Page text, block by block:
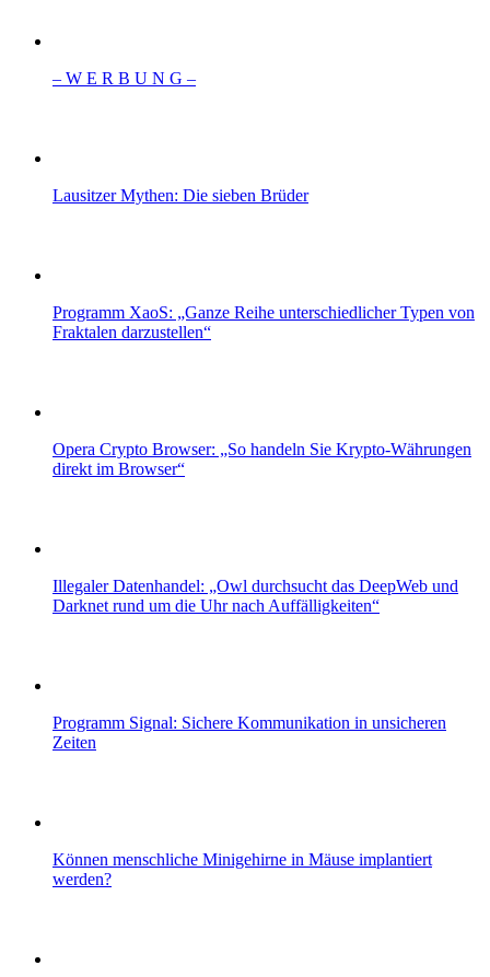
– W Ε R Β U Ν G –
Lausitzer Mythen: Die sieben Brüder
Programm XaoS: „Ganze Reihe unterschiedlicher Typen von
Fraktalen darzustellen“
Opera Crypto Browser: „So handeln Sie Krypto-Währungen
direkt im Browser“
Illegaler Datenhandel: „Owl durchsucht das DeepWeb und
Darknet rund um die Uhr nach Auffälligkeiten“
Programm Signal: Sichere Kommunikation in unsicheren
Zeiten
Können menschliche Minigehirne in Mäuse implantiert
werden?